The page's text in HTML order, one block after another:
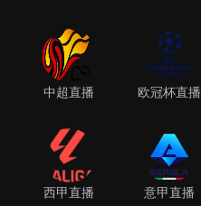
中超直播 欧冠杯直播
西甲直播 意甲直播